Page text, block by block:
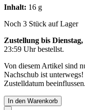
Inhalt: 16 g
Noch 3 Stück auf Lager
Zustellung bis Dienstag,
23:59 Uhrbestellst.
Von diesem Artikel sind
Nachschub ist
Zustelldatum beeinflussen.
In den Warenkorb